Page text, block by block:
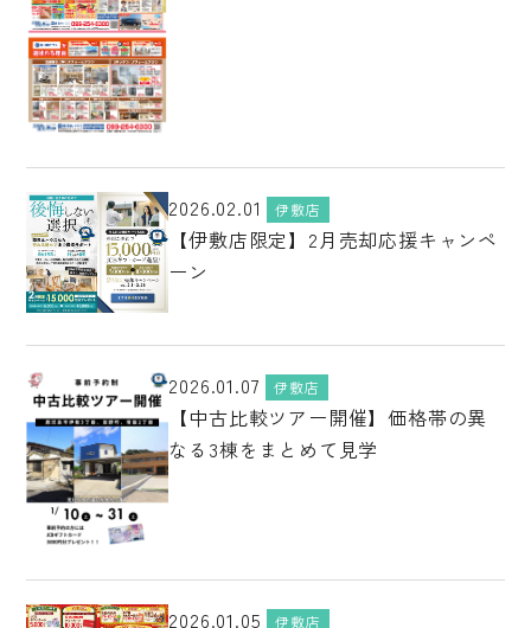
2026.02.01 伊敷店
【伊敷店限定】2月売却応援キャンペ
ーン
2026.01.07 伊敷店
【中古比較ツアー開催】価格帯の異
なる3棟をまとめて見学
2026.01.05 伊敷店